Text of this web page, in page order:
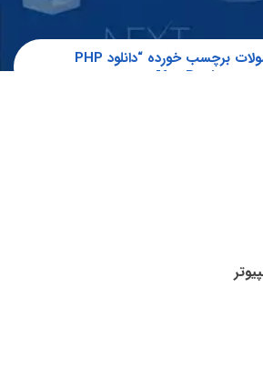
محصولات برچسب خورده “دانلود PHP
for Beginners”